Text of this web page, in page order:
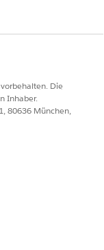
Die
Inhaber.
80636 München,